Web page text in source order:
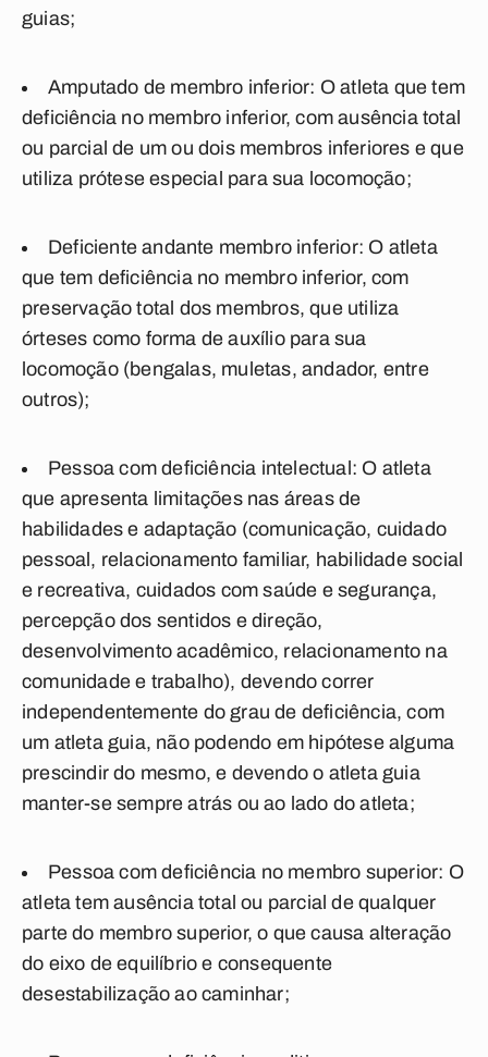
guias;
Amputado de membro inferior: O atleta que tem
deficiência no membro inferior, com ausência total
ou parcial de um ou dois membros inferiores e que
utiliza prótese especial para sua locomoção;
Deficiente andante membro inferior: O atleta
que tem deficiência no membro inferior, com
preservação total dos membros, que utiliza
órteses como forma de auxílio para sua
locomoção (bengalas, muletas, andador, entre
outros);
Pessoa com deficiência intelectual: O atleta
que apresenta limitações nas áreas de
habilidades e adaptação (comunicação, cuidado
pessoal, relacionamento familiar, habilidade social
e recreativa, cuidados com saúde e segurança,
percepção dos sentidos e direção,
desenvolvimento acadêmico, relacionamento na
comunidade e trabalho), devendo correr
independentemente do grau de deficiência, com
um atleta guia, não podendo em hipótese alguma
prescindir do mesmo, e devendo o atleta guia
manter-se sempre atrás ou ao lado do atleta;
Pessoa com deficiência no membro superior: O
atleta tem ausência total ou parcial de qualquer
parte do membro superior, o que causa alteração
do eixo de equilíbrio e consequente
desestabilização ao caminhar;